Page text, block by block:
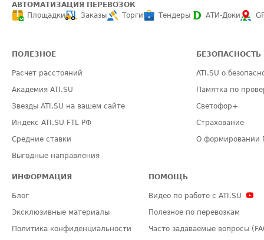
АВТОМАТИЗАЦИЯ ПЕРЕВОЗОК
Площадки
Заказы Торги Тендеры АТИ-Доки
ПОЛЕЗНОЕ
Расчет расстояний
Академия ATI.SU
Звезды ATI.SU на вашем сайте
Индекс ATI.SU FTL РФ
Средние ставки
Выгодные направления
БЕЗОПАСНОСТЬ
ATI.SU о
Памятка по
Светофор+
Страхование
О формировании
ИНФОРМАЦИЯ
Блог
Эксклюзивные материалы
Политика конфиденциальности
ПОМОЩЬ
Видео по работе с ATI.SU
Полезное по перевозкам
Часто задаваемые вопросы